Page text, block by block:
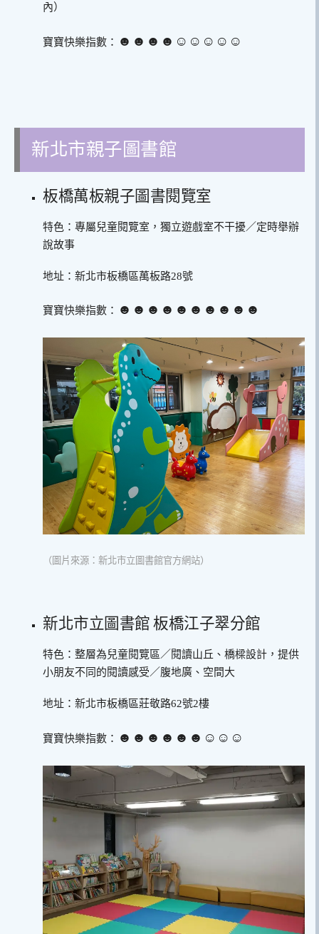
內）
寶寶快樂指數： ☻☻☻☻☺︎☺︎☺︎☺︎☺︎
新北市親子圖書館
板橋萬板親子圖書閱覽室
特色：專屬兒童閱覽室，獨立遊戲室不干擾／定時舉辦
說故事
地址：新北市板橋區萬板路28號
寶寶快樂指數： ☻☻☻☻☻☻☻☻☻☻
（圖片來源：新北市立圖書館官方網站）
新北市立圖書館 板橋江子翠分館
特色：整層為兒童閱覽區／閱讀山丘、橋樑設計，提供
小朋友不同的閱讀感受／腹地廣、空間大
地址：新北市板橋區莊敬路62號2樓
寶寶快樂指數： ☻☻☻☻☻☻☺︎☺︎☺︎